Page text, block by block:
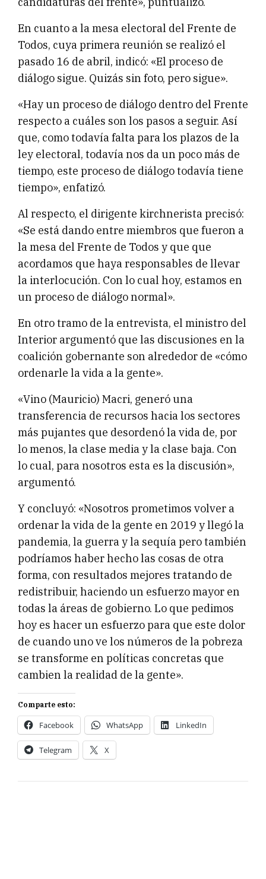
En cuanto a la mesa electoral del Frente de
Todos, cuya primera reunión se realizó el
pasado 16 de abril, indicó: «El proceso de
diálogo sigue. Quizás sin foto, pero sigue».
«Hay un proceso de diálogo dentro del Frente
respecto a cuáles son los pasos a seguir. Así
que, como todavía falta para los plazos de la
ley electoral, todavía nos da un poco más de
tiempo, este proceso de diálogo todavía tiene
tiempo», enfatizó.
Al respecto, el dirigente kirchnerista precisó:
«Se está dando entre miembros que fueron a
la mesa del Frente de Todos y que que
acordamos que haya responsables de llevar
la interlocución. Con lo cual hoy, estamos en
un proceso de diálogo normal».
En otro tramo de la entrevista, el ministro del
Interior argumentó que las discusiones en la
coalición gobernante son alrededor de «cómo
ordenarle la vida a la gente».
«Vino (Mauricio) Macri, generó una
transferencia de recursos hacia los sectores
más pujantes que desordenó la vida de, por
lo menos, la clase media y la clase baja. Con
lo cual, para nosotros esta es la discusión»,
argumentó.
Y concluyó: «Nosotros prometimos volver a
ordenar la vida de la gente en 2019 y llegó la
pandemia, la guerra y la sequía pero también
podríamos haber hecho las cosas de otra
forma, con resultados mejores tratando de
redistribuir, haciendo un esfuerzo mayor en
todas la áreas de gobierno. Lo que pedimos
hoy es hacer un esfuerzo para que este dolor
de cuando uno ve los números de la pobreza
se transforme en políticas concretas que
cambien la realidad de la gente».
Comparte esto:
Facebook WhatsApp LinkedIn
Telegram X